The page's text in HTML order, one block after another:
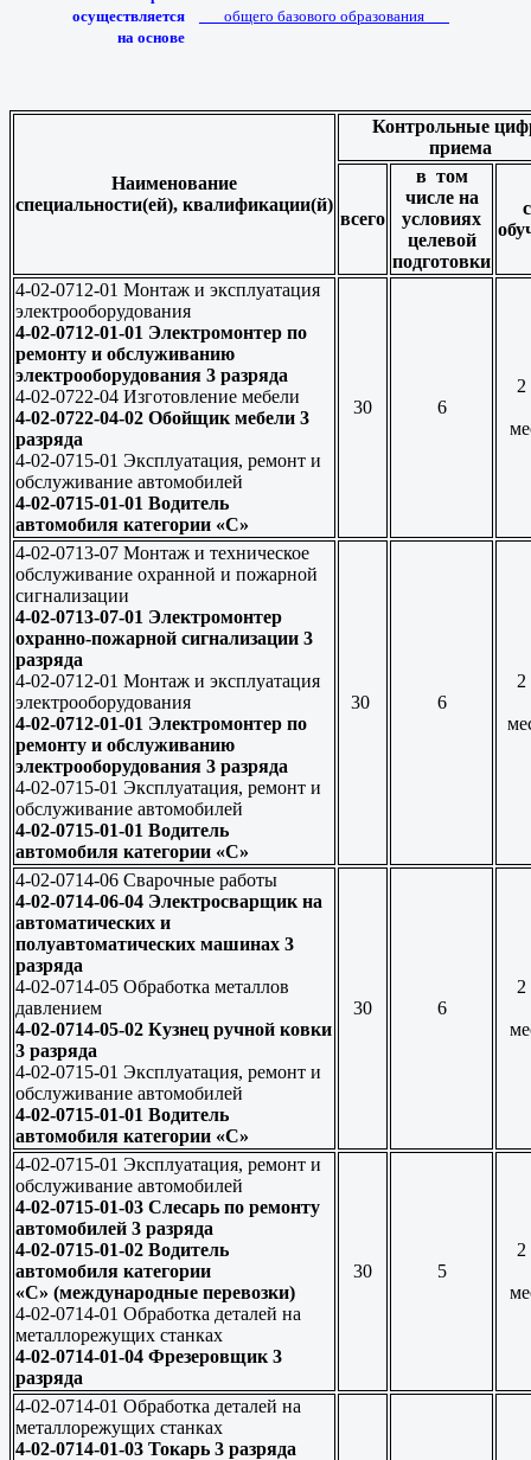
осуществляется
на основе
___общего базового образования___
Наименование
специальности(ей), квалификации(й)
Контрольные
приема
всего
в том
числе на
условиях
целевой
подготовки
4-02-0712-01 Монтаж и эксплуатация
электрооборудования
4-02-0712-01-01 Электромонтер по
ремонту и обслуживанию
электрооборудования 3 разряда
4-02-0722-04 Изготовление мебели
4-02-0722-04-02 Обойщик мебели 3
разряда
4-02-0715-01 Эксплуатация, ремонт и
обслуживание автомобилей
4-02-0715-01-01 Водитель
автомобиля категории «С»
30 6
2
4-02-0713-07 Монтаж и техническое
обслуживание охранной и пожарной
сигнализации
4-02-0713-07-01 Электромонтер
охранно-пожарной сигнализации 3
разряда
4-02-0712-01 Монтаж и эксплуатация
электрооборудования
4-02-0712-01-01 Электромонтер по
ремонту и обслуживанию
электрооборудования 3 разряда
4-02-0715-01 Эксплуатация, ремонт и
обслуживание автомобилей
4-02-0715-01-01 Водитель
автомобиля категории «С»
30 6
2
4-02-0714-06 Сварочные работы
4-02-0714-06-04 Электросварщик на
автоматических и
полуавтоматических машинах 3
разряда
4-02-0714-05 Обработка металлов
давлением
4-02-0714-05-02 Кузнец ручной ковки
3 разряда
4-02-0715-01 Эксплуатация, ремонт и
обслуживание автомобилей
4-02-0715-01-01 Водитель
автомобиля категории «С»
30 6
2
4-02-0715-01 Эксплуатация, ремонт и
обслуживание автомобилей
4-02-0715-01-03 Слесарь по ремонту
автомобилей 3 разряда
4-02-0715-01-02 Водитель
автомобиля категории
«С» (международные перевозки)
4-02-0714-01 Обработка деталей на
металлорежущих станках
4-02-0714-01-04 Фрезеровщик 3
разряда
30 5
2
4-02-0714-01 Обработка деталей на
металлорежущих станках
4-02-0714-01-03 Токарь 3 разряда